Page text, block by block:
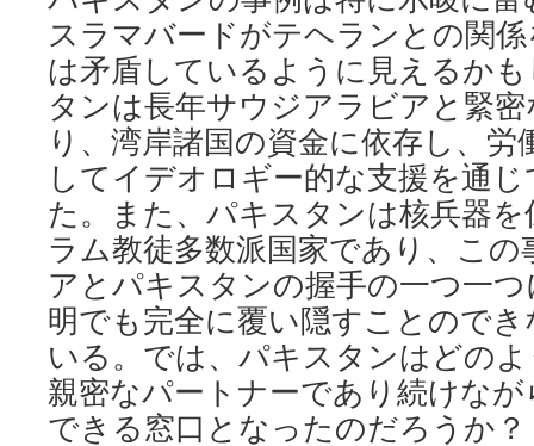
スラマバードがテヘランとの関
は矛盾しているように見えるか
タンは長年サウジアラビアと緊
り、湾岸諸国の資金に依存し、労
してイデオロギー的な支援を通
た。また、パキスタンは核兵器
ラム教徒多数派国家であり、こ
アとパキスタンの握手の一つ一
明でも完全に覆い隠すことので
いる。では、パキスタンはどの
親密なパートナーであり続けな
できる窓口となったのだろうか？